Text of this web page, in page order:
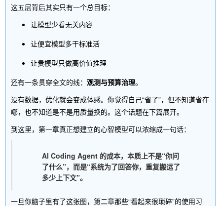
这五层背后其实只有一个总目标：
让模型少看无关内容
让便宜模型多干标准活
让贵模型只做高价值推理
还有一条贯穿全文的线：观测与预算治理。
没有数据，优化就会变成体感。你觉得自己“省了”，但不知道省在
哪，也不知道是不是用质量换的。这个话题在下篇展开。
到这里，第一章真正想建立的心智模型可以浓缩成一句话：
AI Coding Agent 的成本，本质上不是“你问
了什么”，而是“系统为了回答你，重复搬运了
多少上下文”。
一旦你脑子里有了这张图，第二章那些“看起来很琐碎”的使用习